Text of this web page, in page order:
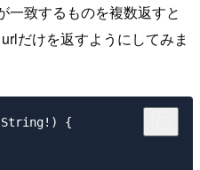
一致するものを複数返すと
だけを返すようにしてみま
String!) {